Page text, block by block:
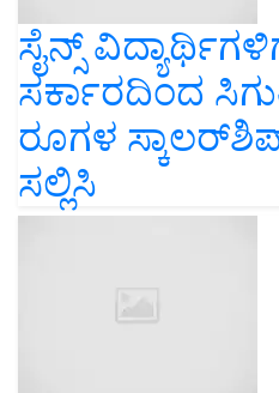
ಸೈನ್ಸ್‌
ಸರ್ಕಾರದಿಂದ
ರೂಗಳ
ಸಲ್ಲಿಸಿ